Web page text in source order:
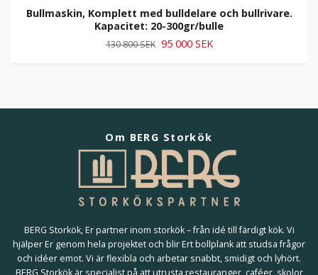
Bullmaskin, Komplett med bulldelare och bullrivare.
Kapacitet: 20-300gr/bulle
130 800 SEK 95 000 SEK
Om BERG Storkök
BERG Storkök, Er partner inom storkök – från idé till färdigt kök. Vi
hjälper Er genom hela projektet och blir Ert bollplank att studsa frågor
och idéer emot. Vi är flexibla och arbetar snabbt, smidigt och lyhört.